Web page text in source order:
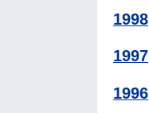
1998
1997
1996